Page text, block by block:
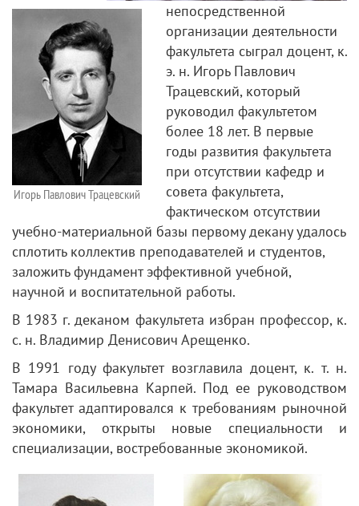
Игорь Павлович Трацевский
непосредственной
организации деятельности
факультета сыграл доцент, к.
э. н. Игорь Павлович
Трацевский, который
руководил факультетом
более 18 лет. В первые
годы развития факультета
при отсутствии кафедр и
совета факультета,
фактическом отсутствии
учебно-материальной базы первому декану удалось
сплотить коллектив преподавателей и студентов,
заложить фундамент эффективной учебной,
научной и воспитательной работы.
В 1983 г. деканом факультета избран профессор, к.
с. н. Владимир Денисович Арещенко.
В 1991 году факультет возглавила доцент, к. т. н.
Тамара Васильевна Карпей. Под ее руководством
факультет адаптировался к требованиям рыночной
экономики, открыты новые специальности и
специализации, востребованные экономикой.